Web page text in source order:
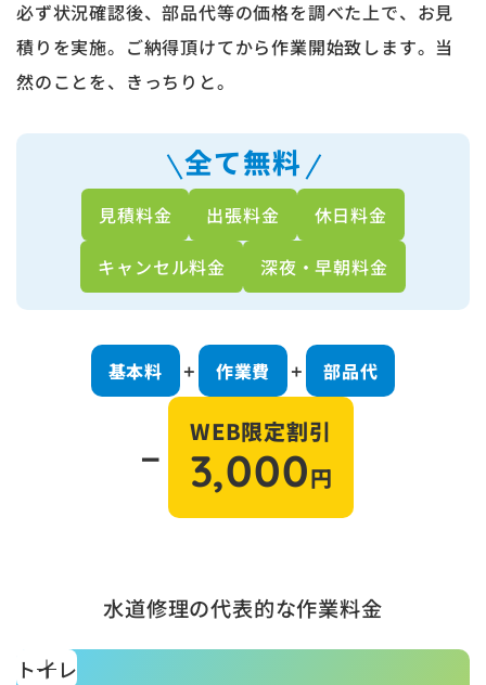
必ず状況確認後、部品代等の価格を調べた上で、お見
積りを実施。ご納得頂けてから作業開始致します。当
然のことを、きっちりと。
見積料金 出張料金
休日料金
キャンセル料金
深夜・早朝料金
全て無料
基本料 ＋ 作業費 ＋ 部品代
－
WEB限定割引
3,000円
水道修理の代表的な作業料金
トイレ